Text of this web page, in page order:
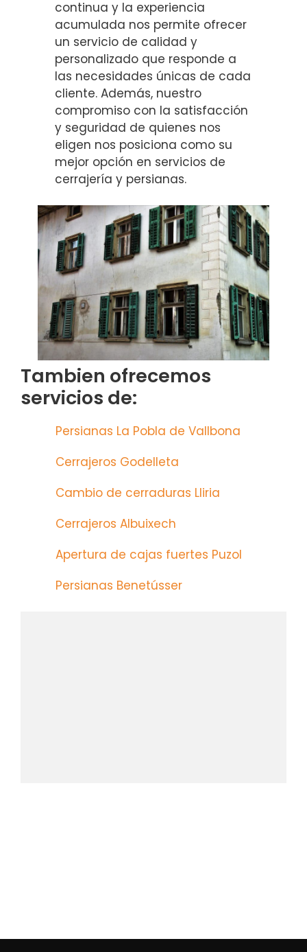
continua y la experiencia
acumulada nos permite ofrecer
un servicio de calidad y
personalizado que responde a
las necesidades únicas de cada
cliente. Además, nuestro
compromiso con la satisfacción
y seguridad de quienes nos
eligen nos posiciona como su
mejor opción en servicios de
cerrajería y persianas.
Tambien ofrecemos
servicios de:
Persianas La Pobla de Vallbona
Cerrajeros Godelleta
Cambio de cerraduras Lliria
Cerrajeros Albuixech
Apertura de cajas fuertes Puzol
Persianas Benetússer